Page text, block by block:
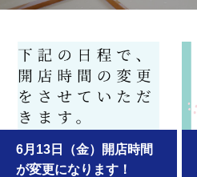
6月13日（金）開店時間
が変更になります！